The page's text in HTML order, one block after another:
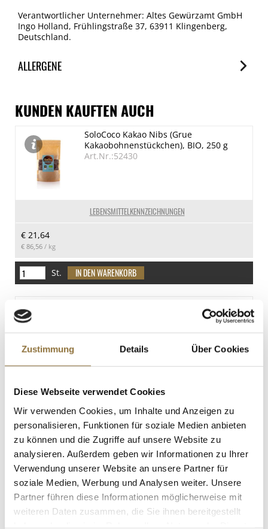
Zustimmung Details Über Cookies
Diese Webseite verwendet Cookies
Wir verwenden Cookies, um Inhalte und Anzeigen zu
personalisieren, Funktionen für soziale Medien anbieten
zu können und die Zugriffe auf unsere Website zu
analysieren. Außerdem geben wir Informationen zu Ihrer
Verwendung unserer Website an unsere Partner für
soziale Medien, Werbung und Analysen weiter. Unsere
Partner führen diese Informationen möglicherweise mit
weiteren Daten zusammen, die Sie ihnen bereitgestellt
Verantwortlicher Unternehmer: Altes Gewürzamt GmbH
Ingo Holland, Frühlingstraße 37, 63911 Klingenberg,
Deutschland.
ALLERGENE
Spuren / Enthalten
(Knollen-)Sellerie
Enthalten
Senf
Spuren
KUNDEN KAUFTEN AUCH
LEBENSMITTELKENNZEICHNUNGEN
SoloCoco Kakao Nibs (Grue
Kakaobohnenstückchen), BIO, 250 g
Art.Nr.:52430
€ 21,64
€ 86,56 / kg
St.
€ 4,84
€ 8,52/ Liter
St.
Harissa Gewürzmischung, Altes
Gewürzamt, 70 g
Art.Nr.:50690